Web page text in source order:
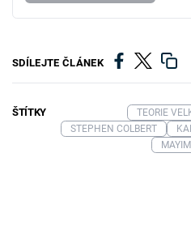
SDÍLEJTE ČLÁNEK
ŠTÍTKY TEORIE
STEPHEN COLBERT